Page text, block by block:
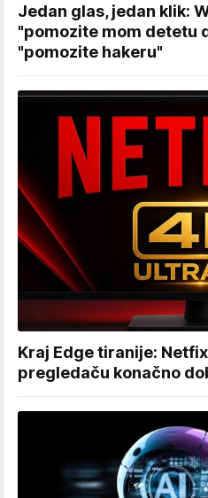
Jedan glas, jedan klik:
"pomozite mom detetu
"pomozite hakeru"
Kraj Edge tiranije:
pregledaču konačno